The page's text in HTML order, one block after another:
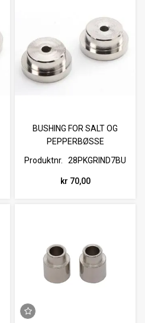
BUSHING FOR SALT OG
PEPPERBØSSE
Produktnr.
28PKGRIND7BU
kr 70,00